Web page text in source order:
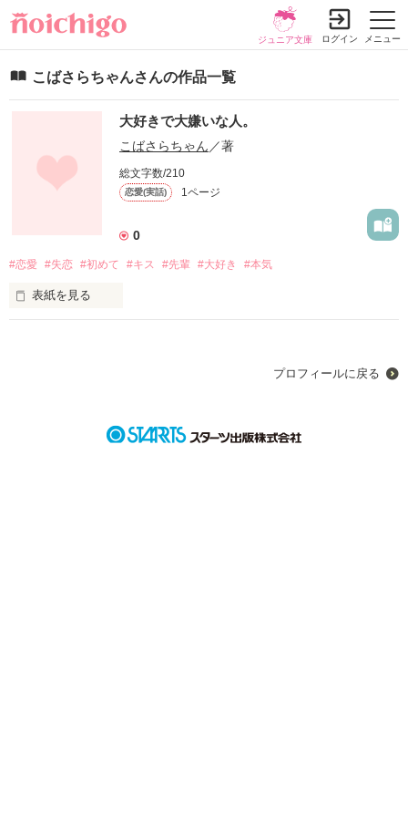
メニュー
ジュニア文庫 ログイン
こばさらちゃんさんの作品一覧
大好きで大嫌いな人。
こばさらちゃん ／著
総文字数/210
恋愛(実話) 1ページ
0
#恋愛 #失恋 #初めて #キス #先輩 #大好き #本気
表紙を見る
プロフィールに戻る